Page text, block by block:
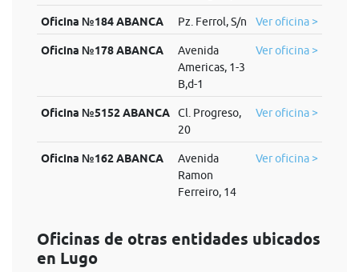
Oficina №184 ABANCA Pz. Ferrol, S/n Ver oficina >
Oficina №178 ABANCA
Avenida
Americas, 1-3
B,d-1
Ver oficina >
Oficina №5152 ABANCA
Cl. Progreso,
20
Ver oficina >
Oficina №162 ABANCA
Avenida
Ramon
Ferreiro, 14
Ver oficina >
Oficinas de otras entidades ubicados
en Lugo